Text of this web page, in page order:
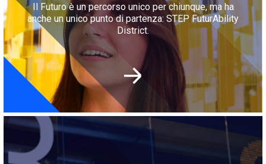
Il Futuro è un percorso unico per chiunque, ma ha
anche un unico punto di partenza: STEP FuturAbility
District.
Immagine